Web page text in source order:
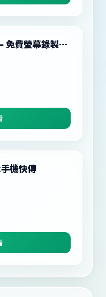
OBS Studio – 免費螢幕錄製軟體
機快傳